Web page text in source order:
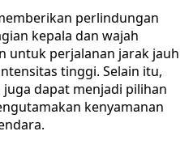
perlindungan
kepala dan wajah
untuk perjalanan jarak jauh
tinggi. Selain itu,
dapat menjadi pilihan
kenyamanan